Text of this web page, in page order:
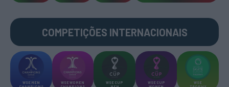
COMPETIÇÕES INTERNACIONAIS
WSE MEN
WSE WOMEN
WSE CUP
WSE CUP
WSE